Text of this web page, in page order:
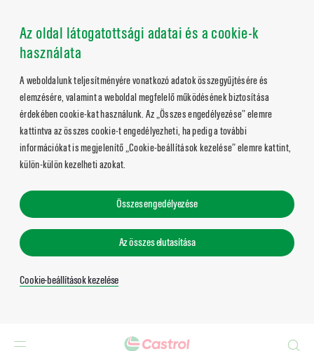
Az oldal látogatottsági adatai és a cookie-k
használata
A weboldalunk teljesítményére vonatkozó adatok összegyűjtésére és
elemzésére, valamint a weboldal megfelelő működésének biztosítása
érdekében cookie-kat használunk. Az „Összes engedélyezése” elemre
kattintva az összes cookie-t engedélyezheti, ha pedig a további
információkat is megjelenítő „Cookie-beállítások kezelése” elemre kattint,
külön-külön kezelheti azokat.
Összes engedélyezése
Az összes elutasítása
Cookie-beállítások kezelése